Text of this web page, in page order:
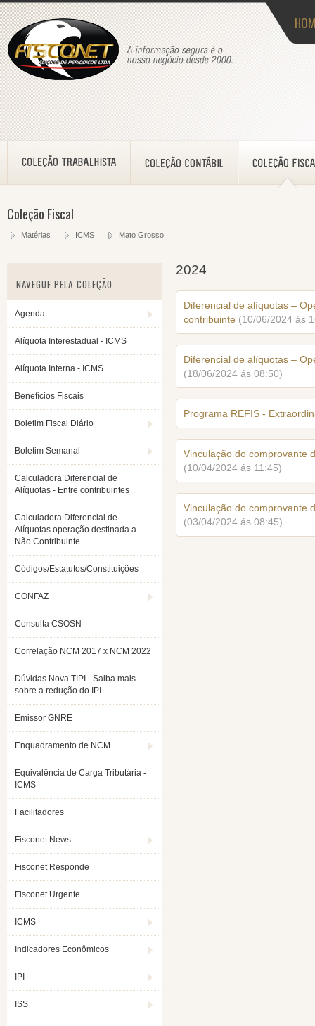
Coleção Fiscal
Matérias ICMS Mato Grosso
NAVEGUE PELA COLEÇÃO
Agenda
Alíquota Interestadual - ICMS
Alíquota Interna - ICMS
Benefícios Fiscais
Boletim Fiscal Diário
Boletim Semanal
Calculadora Diferencial de
Alíquotas - Entre contribuintes
Calculadora Diferencial de
Alíquotas operação destinada a
Não Contribuinte
Códigos/Estatutos/Constituições
CONFAZ
Consulta CSOSN
Correlação NCM 2017 x NCM 2022
Dúvidas Nova TIPI - Saiba mais
sobre a redução do IPI
Emissor GNRE
Enquadramento de NCM
Equivalência de Carga Tributária -
ICMS
Facilitadores
Fisconet News
Fisconet Responde
Fisconet Urgente
ICMS
Indicadores Econômicos
IPI
ISS
2024
Diferencial de alíquotas –
contribuinte (10/06/2024 ás
Diferencial de alíquotas –
(18/06/2024 ás 08:50)
Programa REFIS -
Vinculação do comprovante
(10/04/2024 ás 11:45)
Vinculação do comprovante
(03/04/2024 ás 08:45)